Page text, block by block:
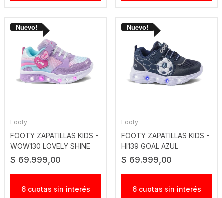
Footy
FOOTY ZAPATILLAS KIDS -
WOW130 LOVELY SHINE
ROSA
$ 69.999,00
6 cuotas sin interés
Footy
FOOTY ZAPATILLAS KIDS -
HI139 GOAL AZUL
$ 69.999,00
6 cuotas sin interés